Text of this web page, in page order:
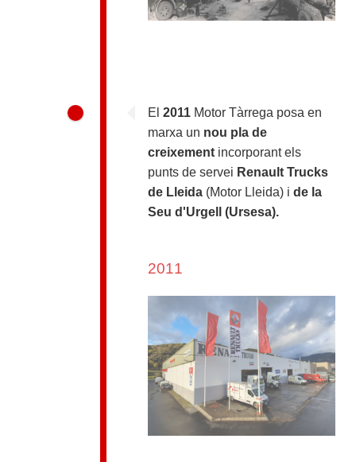
El2011 Motor Tàrrega posa en
marxa un nou pla de
creixement incorporant els
punts de servei Renault Trucks
de Lleida (Motor Lleida) ide la
Seu d'Urgell (Ursesa).
2011